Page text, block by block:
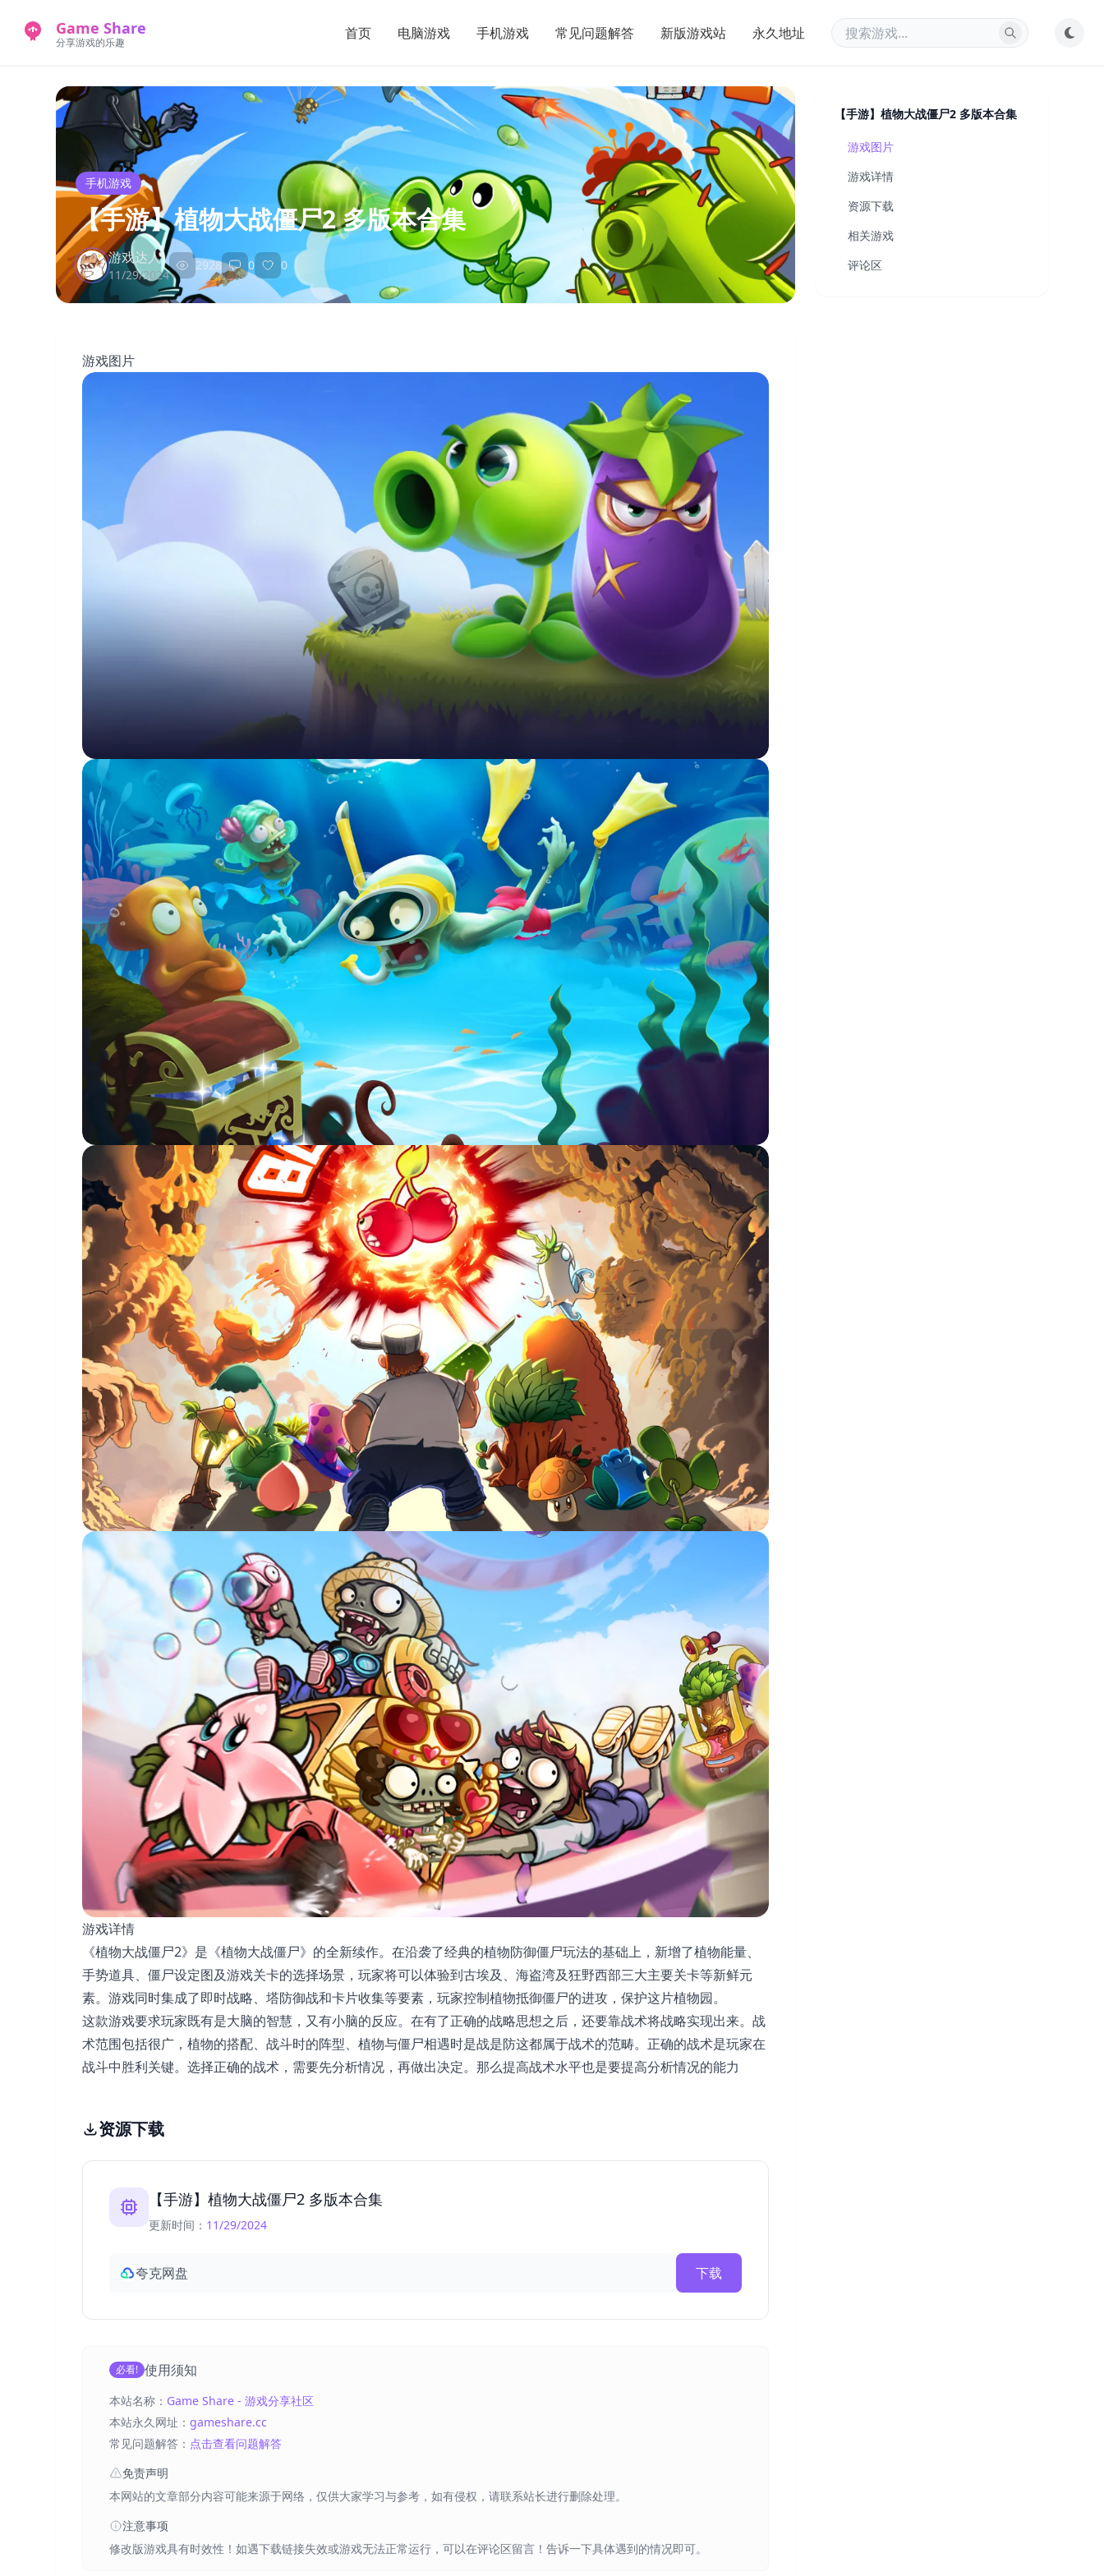
Game Share
分享游戏的乐趣
首页 电脑游戏 手机游戏 常见问题解答 新版游戏站 永久地址
手机游戏
【手游】植物大战僵尸2 多版本合集
游戏达人
11/29/2024
2928 0 0
游戏图片
游戏详情
《植物大战僵尸2》是《植物大战僵尸》的全新续作。在沿袭了经典的植物防御僵尸玩法的基础上，新增了植物能量、
手势道具、僵尸设定图及游戏关卡的选择场景，玩家将可以体验到古埃及、海盗湾及狂野西部三大主要关卡等新鲜元
素。游戏同时集成了即时战略、塔防御战和卡片收集等要素，玩家控制植物抵御僵尸的进攻，保护这片植物园。
这款游戏要求玩家既有是大脑的智慧，又有小脑的反应。在有了正确的战略思想之后，还要靠战术将战略实现出来。战
术范围包括很广，植物的搭配、战斗时的阵型、植物与僵尸相遇时是战是防这都属于战术的范畴。正确的战术是玩家在
战斗中胜利关键。选择正确的战术，需要先分析情况，再做出决定。那么提高战术水平也是要提高分析情况的能力
资源下载
【手游】植物大战僵尸2 多版本合集
更新时间： 11/29/2024
夸克网盘 下载
必看! 使用须知
本站名称： Game Share - 游戏分享社区
本站永久网址： gameshare.cc
常见问题解答： 点击查看问题解答
免责声明
本网站的文章部分内容可能来源于网络，仅供大家学习与参考，如有侵权，请联系站长进行删除处理。
注意事项
修改版游戏具有时效性！如遇下载链接失效或游戏无法正常运行，可以在评论区留言！告诉一下具体遇到的情况即可。
【手游】植物大战僵尸2 多版本合集
游戏图片
游戏详情
资源下载
相关游戏
评论区